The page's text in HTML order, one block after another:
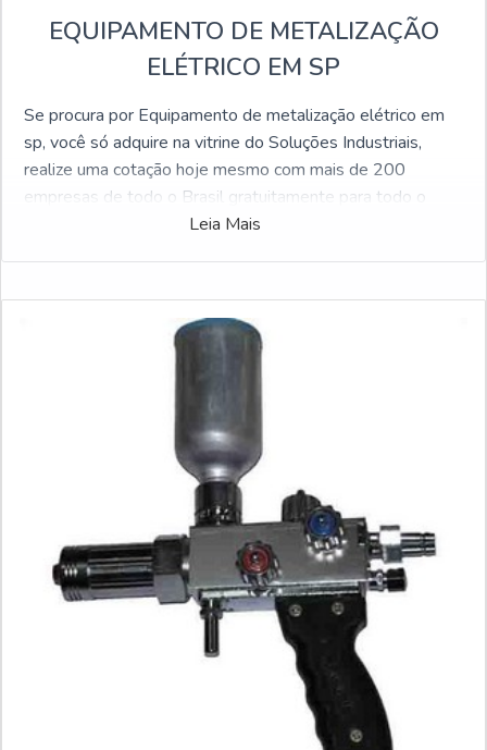
EQUIPAMENTO DE METALIZAÇÃO
ELÉTRICO EM SP
Se procura por Equipamento de metalização elétrico em
sp, você só adquire na vitrine do Soluções Industriais,
realize uma cotação hoje mesmo com mais de 200
empresas de todo o Brasil gratuitamente para todo o
Leia Mais